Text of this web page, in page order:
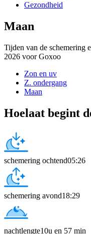
Gezondheid
Maan
Tijden van de schemering
2026 voor Goxoo
Zon en uv
Z. ondergang
Maan
Hoelaat begint
schemering ochtend05:26
schemering avond18:29
nachtlengte10u en 57 min